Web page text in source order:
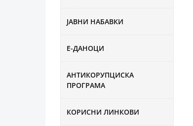
ЈАВНИ НАБАВКИ
Е-ДАНОЦИ
АНТИКОРУПЦИСКА
ПРОГРАМА
КОРИСНИ ЛИНКОВИ